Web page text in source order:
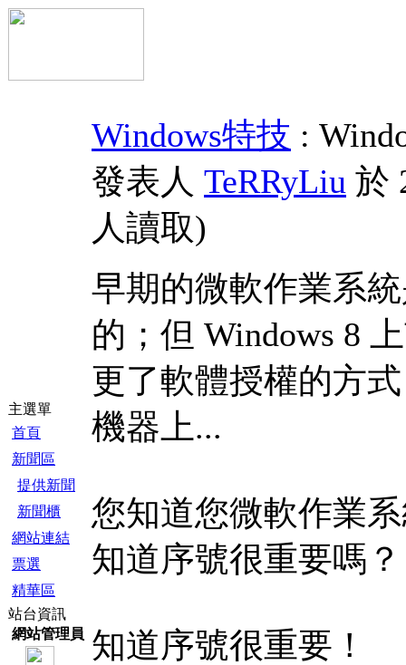
主選單
首頁
新聞區
提供新聞
新聞櫃
網站連結
票選
精華區
站台資訊
網站管理員
Windows特技 :
發表人 TeRRyLiu 於
人讀取)
早期的微軟作業系
的；但 Windows 8
更了軟體授權的方
機器上...
您知道您微軟作業
知道序號很重要嗎？
知道序號很重要！